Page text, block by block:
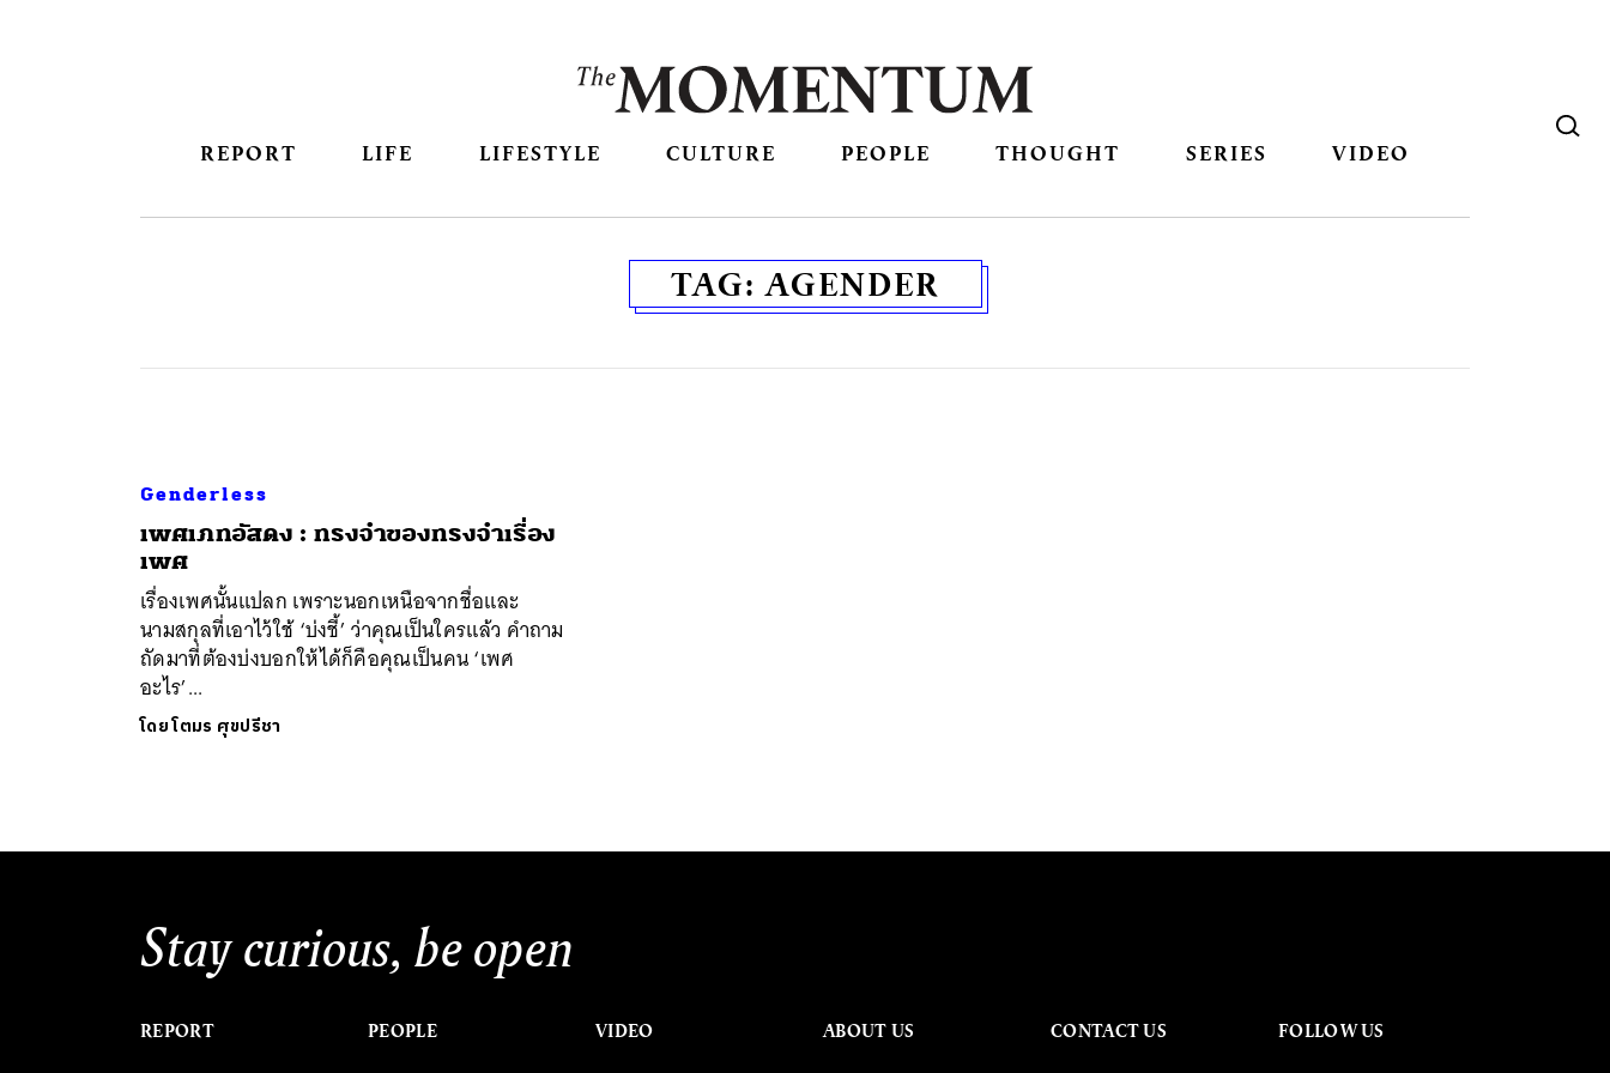
REPORT LIFE LIFESTYLE CULTURE PEOPLE THOUGHT SERIES VIDEO
TAG:AGENDER
Genderless
เพศเภทอัสดง : ทรงจำของทรงจำเรื่อง
เพศ
เรื่องเพศนั้นแปลก เพราะนอกเหนือจากชื่อและ
นามสกุลที่เอาไว้ใช้ ‘บ่งชี้’ ว่าคุณเป็นใครแล้ว คำถาม
ถัดมาที่ต้องบ่งบอกให้ได้ก็คือคุณเป็นคน ‘เพศ
อะไร’...
โดยโตมร ศุขปรีชา
Stay curious, be open
REPORT PEOPLE VIDEO ABOUT US CONTACT US FOLLOW US